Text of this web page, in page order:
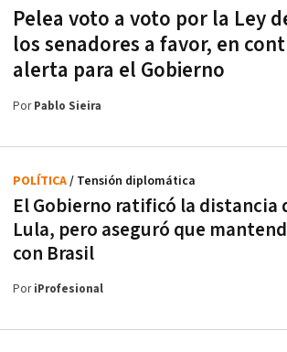
Pelea voto a voto por la Ley
los senadores a favor, en
alerta para el Gobierno
PorPablo Sieira
El Gobierno ratificó la distancia
Lula, pero aseguró que
con Brasil
POLÍTICA/ Tensión diplomática
PoriProfesional